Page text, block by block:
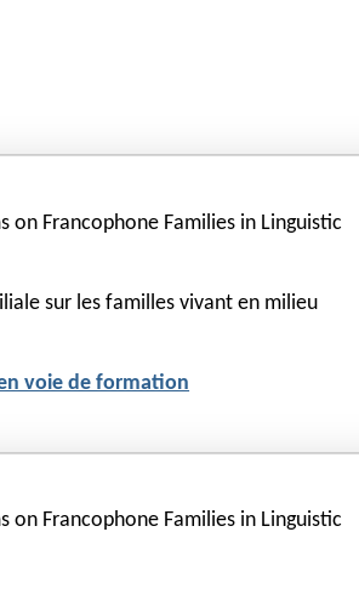
on Francophone Families in Linguistic
sur les familles vivant en milieu
voie de formation
on Francophone Families in Linguistic